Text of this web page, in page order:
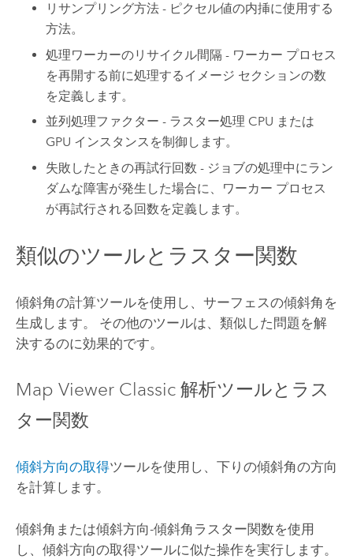
リサンプリング方法 - ピクセル値の内挿に使用する
方法。
処理ワーカーのリサイクル間隔 - ワーカー プロセス
を再開する前に処理するイメージ セクションの数
を定義します。
並列処理ファクター - ラスター処理 CPU または
GPU インスタンスを制御します。
失敗したときの再試行回数 - ジョブの処理中にラン
ダムな障害が発生した場合に、ワーカー プロセス
が再試行される回数を定義します。
類似のツールとラスター関数
傾斜角の計算ツールを使用し、サーフェスの傾斜角を
生成します。 その他のツールは、類似した問題を解
決するのに効果的です。
Map Viewer Classic解析ツールとラス
ター関数
傾斜方向の取得ツールを使用し、下りの傾斜角の方向
を計算します。
傾斜角または傾斜方向-傾斜角ラスター関数を使用
し、傾斜方向の取得ツールに似た操作を実行します。